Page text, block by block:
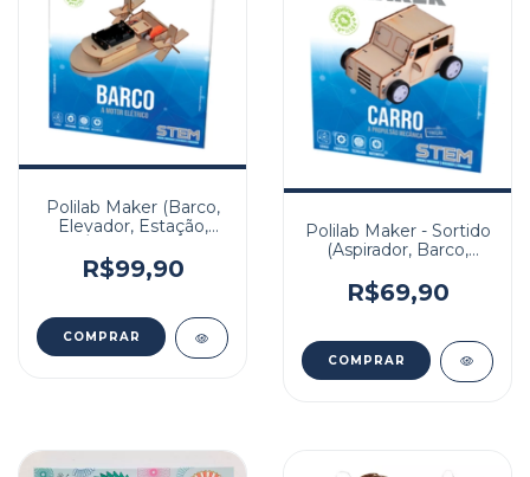
Polilab Maker (Barco,
Elevador, Estação,
Escavadeira)
R$99,90
COMPRAR
Polilab Maker - Sortido
(Aspirador, Barco,
Pêndulo, Alicate)
R$69,90
COMPRAR